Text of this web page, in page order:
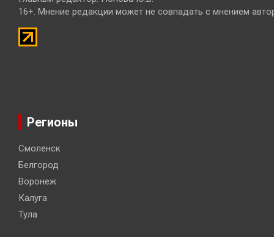
16+. Мнение редакции может не совпадать с мнением
Регионы
Смоленск
Белгород
Воронеж
Калуга
Тула